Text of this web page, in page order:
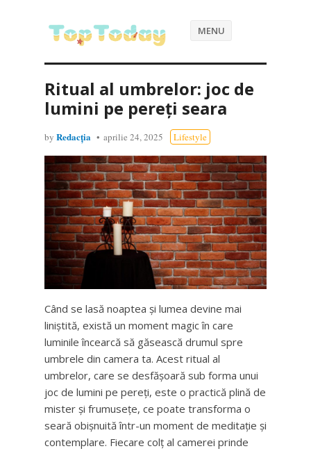
MENU
Ritual al umbrelor: joc de
lumini pe pereți seara
by Redacția aprilie 24, 2025 Lifestyle
Când se lasă noaptea și lumea devine mai
liniștită, există un moment magic în care
luminile încearcă să găsească drumul spre
umbrele din camera ta. Acest ritual al
umbrelor, care se desfășoară sub forma unui
joc de lumini pe pereți, este o practică plină de
mister și frumusețe, ce poate transforma o
seară obișnuită într-un moment de meditație și
contemplare. Fiecare colț al camerei prinde